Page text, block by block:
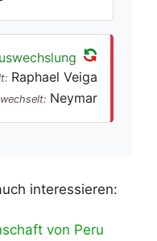
Raphael Veiga
Neymar
interessieren:
von Peru